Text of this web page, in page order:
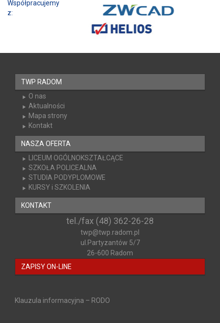
Współpracujemy z:
TWP RADOM
O nas
Aktualności
Mapa strony
Kontakt
NASZA OFERTA
LICEUM OGÓLNOKSZTAŁCĄCE
SZKOŁA POLICEALNA
STUDIA PODYPLOMOWE
KURSY i SZKOLENIA
KONTAKT
tel./fax (48) 362-26-28
twp@twp.radom.pl
ul.Partyzantów 5/7
26-600 Radom
ZAPISY ON-LINE
Klauzula informacyjna – RODO